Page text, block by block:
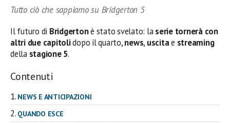
Tutto ciò che sappiamo su Bridgerton 5
Il futuro di Bridgertonè stato svelato: laserie tornerà con
altri due capitolidopo il quarto,news, uscitae streaming
della stagione 5.
Contenuti
NEWS E ANTICIPAZIONI
QUANDO ESCE